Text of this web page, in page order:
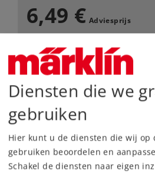
6,49 € Adviesprijs
inhoud: 10 stuks
Leverbaar vanaf fabriek.
Webwinkel
Dealer zoeken
Downloads
Diensten die we
gebruiken
Hier kunt u de diensten die wij op
gebruiken beoordelen en
Schakel de diensten naar eigen